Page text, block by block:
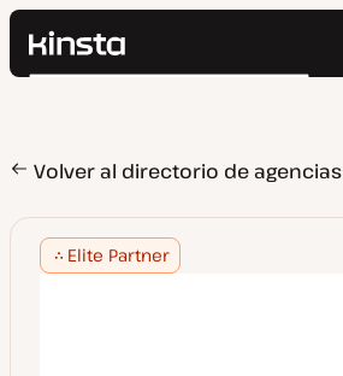
Kinsta®
Precios
Contacto
Buscar
Volver al directorio de agencias
Elite Partner